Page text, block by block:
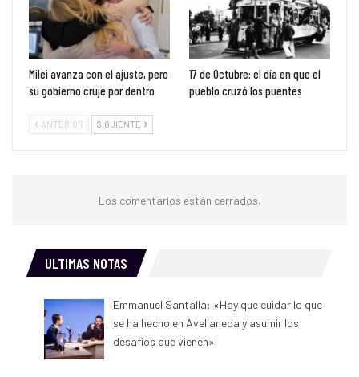
Milei avanza con el ajuste, pero
su gobierno cruje por dentro
17 de Octubre: el día en que el
pueblo cruzó los puentes
ANTERIOR SIGUIENTE
Los comentarios están cerrados.
ULTIMAS NOTAS
Emmanuel Santalla: «Hay que cuidar lo que
se ha hecho en Avellaneda y asumir los
desafíos que vienen»